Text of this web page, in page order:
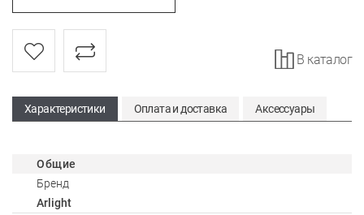
В каталог
Характеристики Оплата и доставка Аксессуары
Общие
Бренд
Arlight